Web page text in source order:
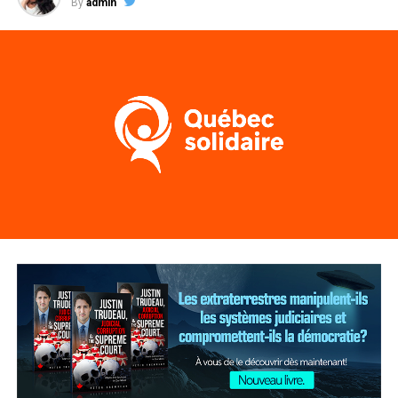
qui ont certaines limitations fonctionnelles, par
vraie trousse de matériel couvrant le contenu spécifique
de leur niveau, par exemple en leur envoyant par la
poste », ajoute-t-elle, en invitant aussi le ministre
Roberge à augmenter les ressources d’Allô-prof, qui
La députée de Sherbrooke appelle également le ministre
de l’Éducation à rassurer les parents et les élèves en
dévoilant rapidement les mesures de rattrapage qui
seront mises en place au sortir de la crise pour venir en
aide aux élèves qui se trouveraient en situation d’échec à
la fin de l’année scolaire.